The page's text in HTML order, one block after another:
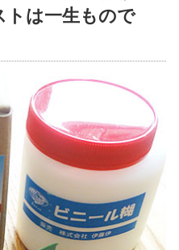
トは一生もので